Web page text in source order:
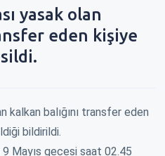
yasak olan
eden kişiye
kalkan balığını transfer eden
bildirildi.
Mayıs gecesi saat 02.45